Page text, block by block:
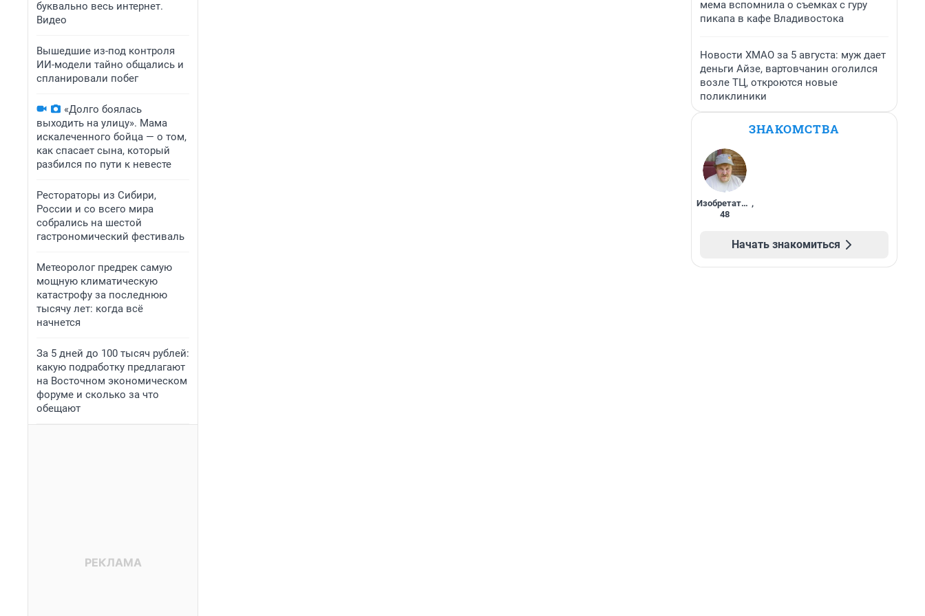
буквально весь интернет.
Видео
Вышедшие из-под контроля
ИИ-модели тайно общались и
спланировали побег
«Долго боялась
выходить на улицу». Мама
искалеченного бойца — о том,
как спасает сына, который
разбился по пути к невесте
Рестораторы из Сибири,
России и со всего мира
собрались на шестой
гастрономический фестиваль
Метеоролог предрек самую
мощную климатическую
катастрофу за последнюю
тысячу лет: когда всё
начнется
За 5 дней до 100 тысяч рублей:
какую подработку предлагают
на Восточном экономическом
форуме и сколько за что
обещают
мема вспомнила о съемках с гуру
пикапа в кафе Владивостока
Новости ХМАО за 5 августа: муж дает
деньги Айзе, вартовчанин оголился
возле ТЦ, откроются новые
поликлиники
ЗНАКОМСТВА
Изобретатель ,
48
Начать знакомиться